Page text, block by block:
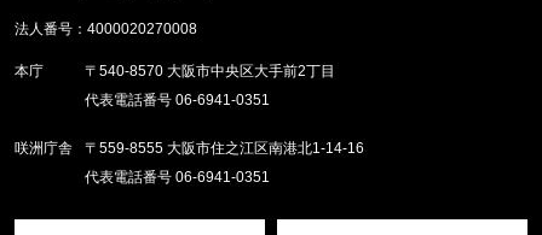
法人番号：4000020270008
本庁
〒540-8570 大阪市中央区大手前2丁目
代表電話番号 06-6941-0351
咲洲庁舎
〒559-8555 大阪市住之江区南港北1-14-16
代表電話番号 06-6941-0351